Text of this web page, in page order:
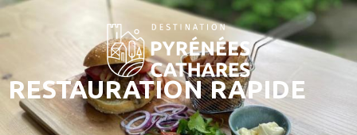
Aller
RESTAURATION RAPIDE